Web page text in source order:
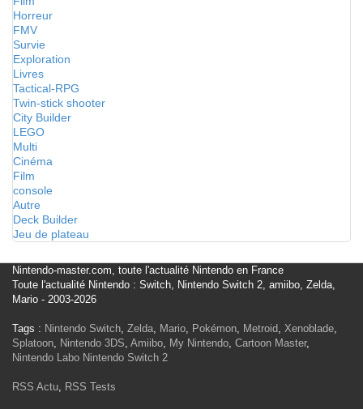
Horreur
FMV
Survie
Exploration
Livres
Tactical-RPG
Twin-stick shooter
City Builder
LEGO
Multi
Cinéma
Film
console
Autre
Deck Builder
Jeu de plateau
Nintendo-master.com, toute l'actualité Nintendo en France
Toute l'actualité Nintendo : Switch, Nintendo Switch 2, amiibo, Zelda,
Mario - 2003-2026
Tags : Nintendo Switch, Zelda, Mario, Pokémon, Metroid, Xenoblade,
Splatoon, Nintendo 3DS, Amiibo, My Nintendo, Cartoon Master,
Nintendo Labo Nintendo Switch 2
RSS Actu, RSS Tests